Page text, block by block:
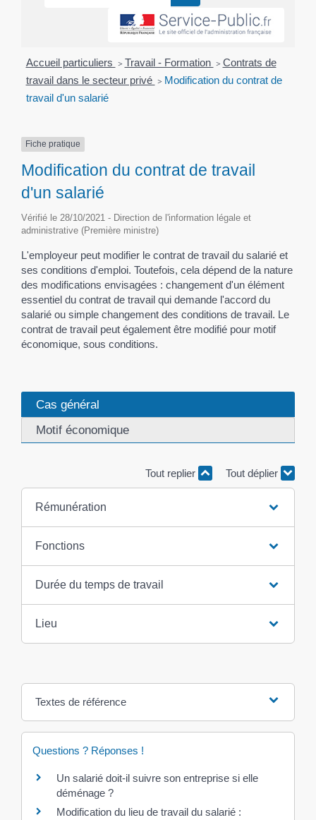
Accueil particuliers > Travail - Formation > Contrats de
travail dans le secteur privé > Modification du contrat de
travail d'un salarié
Fiche pratique
Modification du contrat de travail
d'un salarié
Vérifié le 28/10/2021 - Direction de l'information légale et
administrative (Première ministre)
L'employeur peut modifier le contrat de travail du salarié et
ses conditions d'emploi. Toutefois, cela dépend de la nature
des modifications envisagées : changement d'un élément
essentiel du contrat de travail qui demande l'accord du
salarié ou simple changement des conditions de travail. Le
contrat de travail peut également être modifié pour motif
économique, sous conditions.
Cas général
Motif économique
Tout replier Tout déplier
Rémunération
Fonctions
Durée du temps de travail
Lieu
Textes de référence
Questions ? Réponses !
Un salarié doit-il suivre son entreprise si elle
déménage ?
Modification du lieu de travail du salarié :